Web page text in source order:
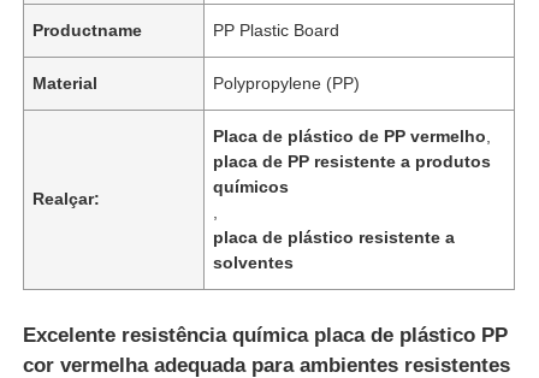
Productname PP Plastic Board
Material Polypropylene (PP)
Realçar:
Placa de plástico de PP vermelho
placa de PP resistente a produtos
químicos
placa de plástico resistente a
solventes
Excelente resistência química placa de plástico PP
cor vermelha adequada para ambientes resistentes